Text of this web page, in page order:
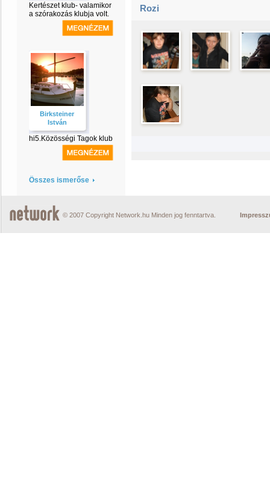
Kertészet klub- valamikor
a szórakozás klubja volt.
Birksteiner
István
hi5.Közösségi Tagok klub
Összes ismerőse
Rozi
© 2007 Copyright Network.hu Minden jog fenntartva.